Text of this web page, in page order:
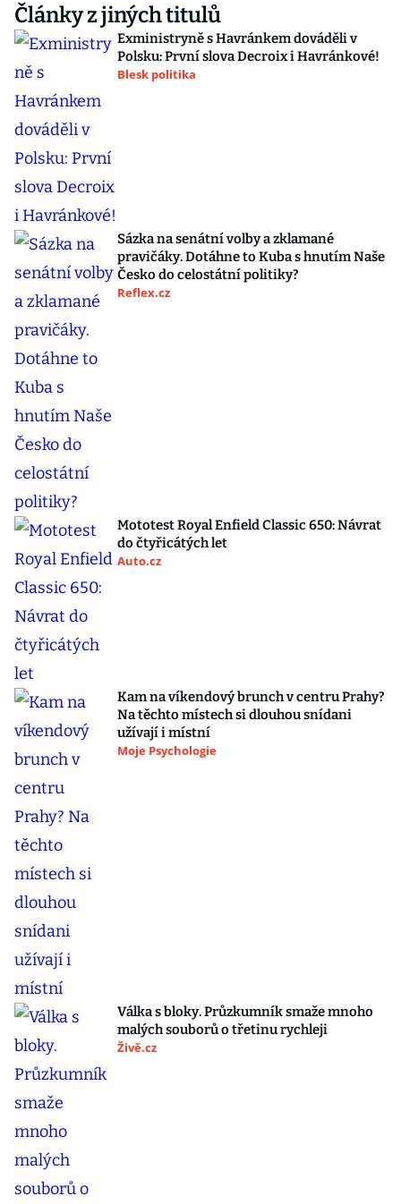
Články z jiných titulů
Exministryně s Havránkem dováděli v
Polsku: První slova Decroix i Havránkové!
Blesk politika
Sázka na senátní volby a zklamané
pravičáky. Dotáhne to Kuba s hnutím Naše
Česko do celostátní politiky?
Reflex.cz
Mototest Royal Enfield Classic 650: Návrat
do čtyřicátých let
Auto.cz
Kam na víkendový brunch v centru Prahy?
Na těchto místech si dlouhou snídani
užívají i místní
Moje Psychologie
Válka s bloky. Průzkumník smaže mnoho
malých souborů o třetinu rychleji
Živě.cz